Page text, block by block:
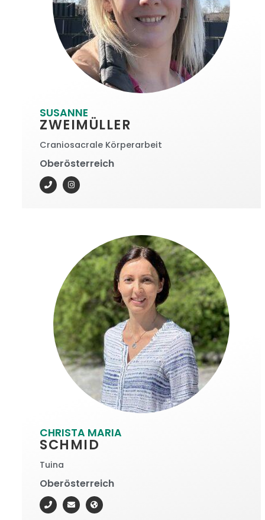
SUSANNE
ZWEIMÜLLER
Craniosacrale Körperarbeit
Oberösterreich
CHRISTA MARIA
SCHMID
Tuina
Oberösterreich